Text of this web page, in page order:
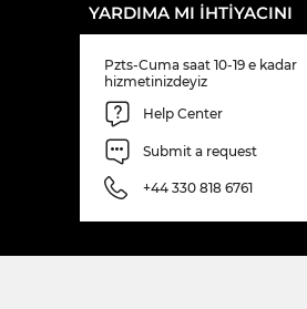
YARDIMA MI IHTIYACINI
Pzts-Cuma saat 10-19 e kadar
hizmetinizdeyiz
Help Center
Submit a request
+44 330 818 6761